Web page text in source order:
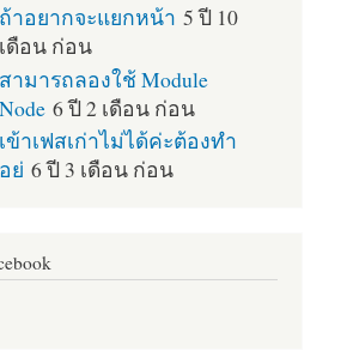
ถ้าอยากจะแยกหน้า 5 ปี 10
เดือน ก่อน
สามารถลองใช้ Module
Node 6 ปี 2 เดือน ก่อน
เข้าเฟสเก่าไม่ได้ค่ะต้องทำ
อย่ 6 ปี 3 เดือน ก่อน